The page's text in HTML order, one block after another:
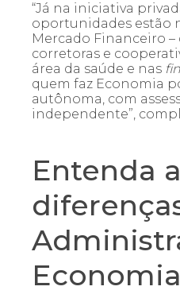
“Já na iniciativa
oportunidades estão
Mercado Financeiro
corretoras e
área da saúde e nas
quem faz Economia
autônoma, com
independente”,
Entenda
Economia